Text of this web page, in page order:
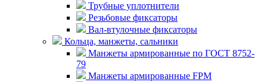
Трубные уплотнители
Резьбовые фиксаторы
Вал-втулочные фиксаторы
Кольца, манжеты, сальники
Манжеты армированные по ГОСТ 8752-
79
Манжеты армированные FPM